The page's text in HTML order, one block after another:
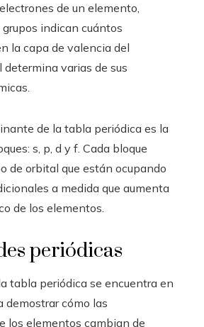
de un elemento,
indican cuántos
la capa de valencia del
determina varias de sus
de la tabla periódica es la
s, p, d y f. Cada bloque
de orbital que están ocupando
a medida que aumenta
de los elementos.
periódicas
tabla periódica se encuentra en
demostrar cómo las
los elementos cambian de